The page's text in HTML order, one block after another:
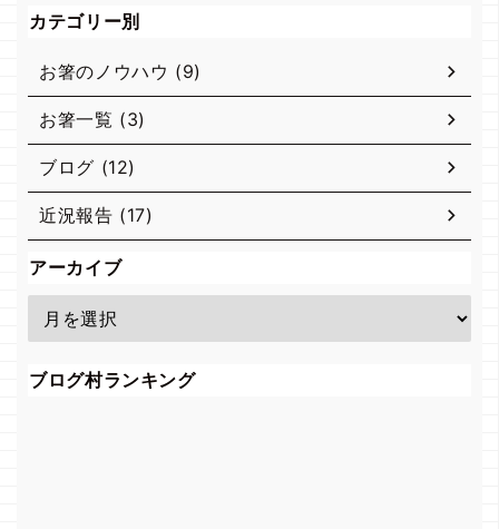
カテゴリー別
お箸のノウハウ (9)
お箸一覧 (3)
ブログ (12)
近況報告 (17)
アーカイブ
ブログ村ランキング